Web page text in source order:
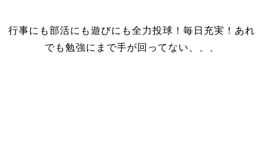
行事にも部活にも遊びにも全力投球！毎日充実！あれ
でも勉強にまで手が回ってない、、、